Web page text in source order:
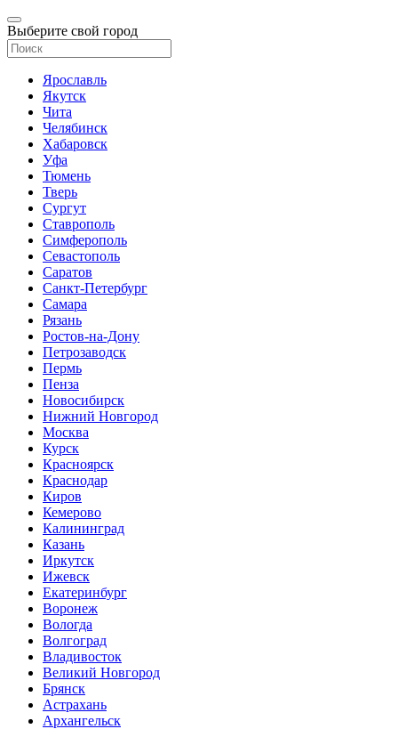
Выберите свой город
Ярославль
Якутск
Чита
Челябинск
Хабаровск
Уфа
Тюмень
Тверь
Сургут
Ставрополь
Симферополь
Севастополь
Саратов
Санкт-Петербург
Самара
Рязань
Ростов-на-Дону
Петрозаводск
Пермь
Пенза
Новосибирск
Нижний Новгород
Москва
Курск
Красноярск
Краснодар
Киров
Кемерово
Калининград
Казань
Иркутск
Ижевск
Екатеринбург
Воронеж
Вологда
Волгоград
Владивосток
Великий Новгород
Брянск
Астрахань
Архангельск